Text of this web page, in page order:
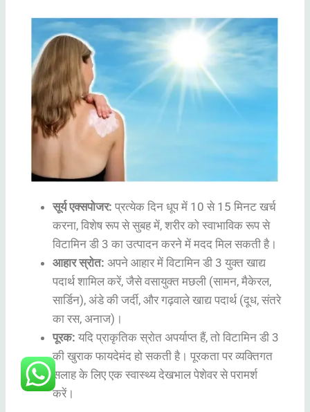
सूर्य एक्सपोजर: प्रत्येक दिन धूप में 10 से 15 मिनट खर्च
करना, विशेष रूप से सुबह में, शरीर को स्वाभाविक रूप से
विटामिन डी 3 का उत्पादन करने में मदद मिल सकती है।
आहार स्रोत: अपने आहार में विटामिन डी 3 युक्त खाद्य
पदार्थ शामिल करें, जैसे वसायुक्त मछली (सामन, मैकेरल,
सार्डिन), अंडे की जर्दी, और गढ़वाले खाद्य पदार्थ (दूध, संतरे
का रस, अनाज)।
पूरक: यदि प्राकृतिक स्रोत अपर्याप्त हैं, तो विटामिन डी 3
की खुराक फायदेमंद हो सकती है। पूरकता पर व्यक्तिगत
सलाह के लिए एक स्वास्थ्य देखभाल पेशेवर से परामर्श
करें।